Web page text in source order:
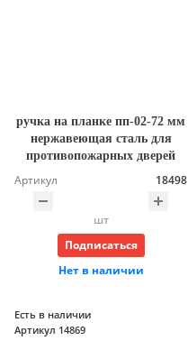
ручка на планке пп-02-72 мм
нержавеющая сталь для
противопожарных дверей
Артикул 18498
шт
Подписаться
Нет в наличии
Есть в наличии
Артикул 14869